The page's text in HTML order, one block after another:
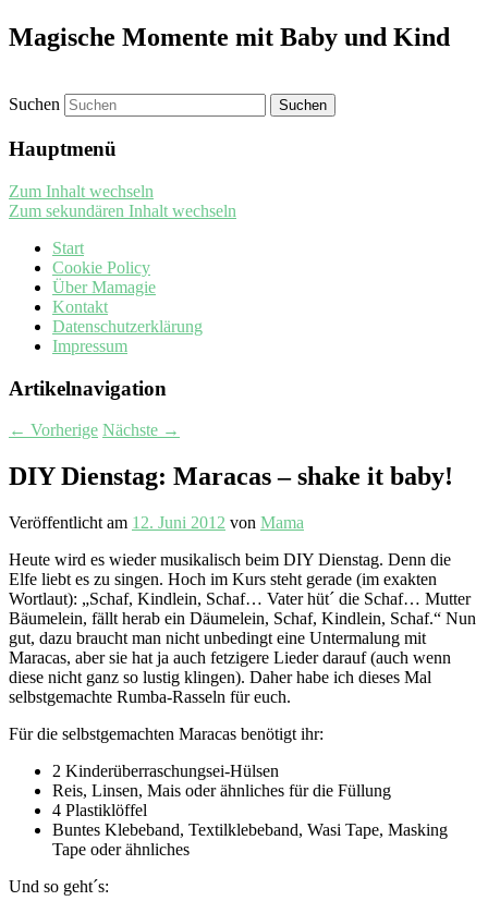
Magische Momente mit Baby und Kind
Suchen
Hauptmenü
Zum Inhalt wechseln
Zum sekundären Inhalt wechseln
Start
Cookie Policy
Über Mamagie
Kontakt
Datenschutzerklärung
Impressum
Artikelnavigation
← Vorherige Nächste →
DIY Dienstag: Maracas – shake it baby!
Veröffentlicht am 12. Juni 2012 von Mama
Heute wird es wieder musikalisch beim DIY Dienstag. Denn die
Elfe liebt es zu singen. Hoch im Kurs steht gerade (im exakten
Wortlaut): „Schaf, Kindlein, Schaf… Vater hüt´ die Schaf… Mutter
Bäumelein, fällt herab ein Däumelein, Schaf, Kindlein, Schaf.“ Nun
gut, dazu braucht man nicht unbedingt eine Untermalung mit
Maracas, aber sie hat ja auch fetzigere Lieder darauf (auch wenn
diese nicht ganz so lustig klingen). Daher habe ich dieses Mal
selbstgemachte Rumba-Rasseln für euch.
Für die selbstgemachten Maracas benötigt ihr:
2 Kinderüberraschungsei-Hülsen
Reis, Linsen, Mais oder ähnliches für die Füllung
4 Plastiklöffel
Buntes Klebeband, Textilklebeband, Wasi Tape, Masking
Tape oder ähnliches
Und so geht´s: